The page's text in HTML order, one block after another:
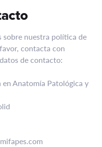
sobre nuestra política de
contacta con
de contacto:
Anatomía Patológica y
ifapes.com